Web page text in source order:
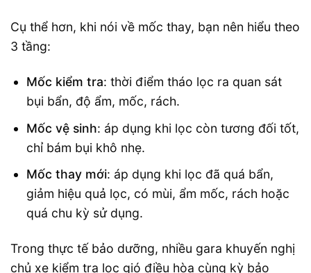
Cụ thể hơn, khi nói về mốc thay, bạn nên hiểu theo
3 tầng:
Mốc kiểm tra: thời điểm tháo lọc ra quan sát
bụi bẩn, độ ẩm, mốc, rách.
Mốc vệ sinh: áp dụng khi lọc còn tương đối tốt,
chỉ bám bụi khô nhẹ.
Mốc thay mới: áp dụng khi lọc đã quá bẩn,
giảm hiệu quả lọc, có mùi, ẩm mốc, rách hoặc
quá chu kỳ sử dụng.
Trong thực tế bảo dưỡng, nhiều gara khuyến nghị
chủ xe kiểm tra lọc gió điều hòa cùng kỳ bảo